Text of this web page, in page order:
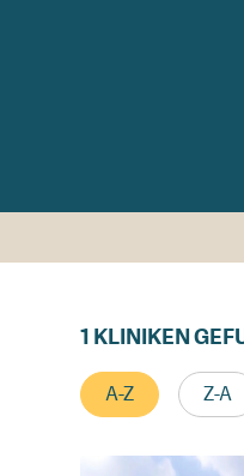
1 KLINIKEN
A-Z Z-A